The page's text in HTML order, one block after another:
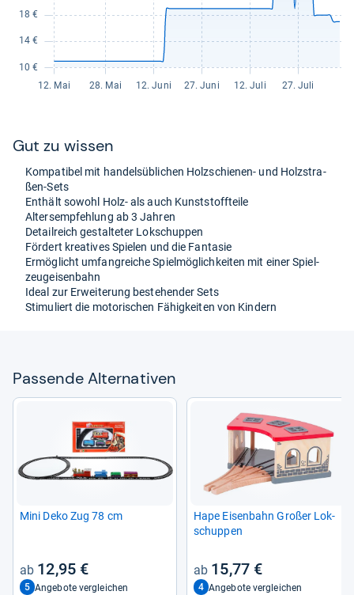
Gut zu wis­sen
Kom­pa­ti­bel mit han­dels­üb­li­chen Holz­schie­nen-​ und Holz­stra­
ßen-​Sets
Ent­hält sowohl Holz-​ als auch Kunst­stoff­teile
Alters­emp­feh­lung ab 3 Jah­ren
Detail­reich gestal­te­ter Lok­schup­pen
För­dert krea­ti­ves Spie­len und die Fan­ta­sie
Ermög­licht umfang­rei­che Spiel­mög­lich­kei­ten mit einer Spiel­
zeug­ei­sen­bahn
Ideal zur Erwei­te­rung beste­hen­der Sets
Sti­mu­liert die moto­ri­schen Fähig­kei­ten von Kin­dern
Pas­sende Alter­na­ti­ven
Mini Deko Zug 78 cm
12,95 €
5 Angebote vergleichen
Hape Eisen­bahn Großer Lok­
schup­pen
15,77 €
4 Angebote vergleichen